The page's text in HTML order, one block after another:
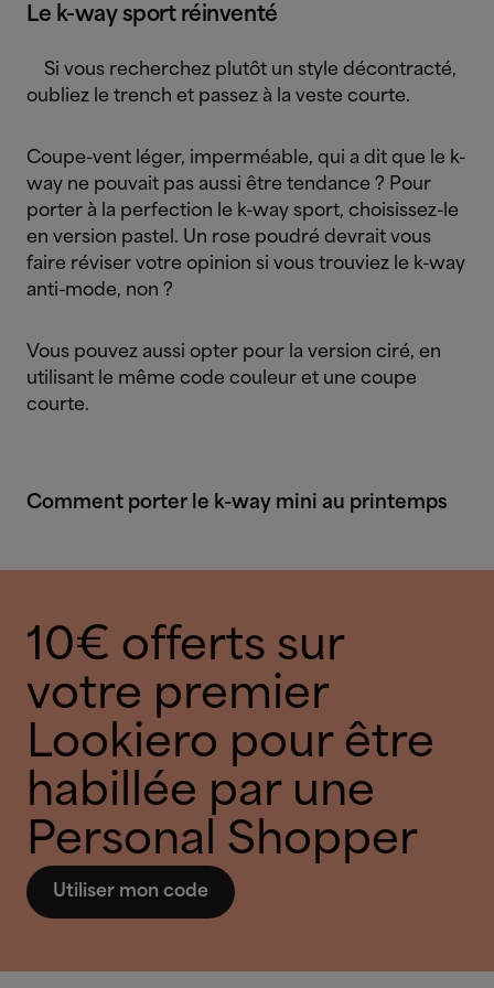
Le k-way sport réinventé
Si vous recherchez plutôt un style décontracté,
oubliez le trench et passez à la veste courte.
Coupe-vent léger, imperméable, qui a dit que le k-
way ne pouvait pas aussi être tendance ? Pour
porter à la perfection le k-way sport, choisissez-le
en version pastel. Un rose poudré devrait vous
faire réviser votre opinion si vous trouviez le k-way
anti-mode, non ?
Vous pouvez aussi opter pour la version ciré, en
utilisant le même code couleur et une coupe
courte.
Comment porter le k-way mini au printemps
10€ offerts sur
votre premier
Lookiero pour être
habillée par une
Personal Shopper
Utiliser mon code